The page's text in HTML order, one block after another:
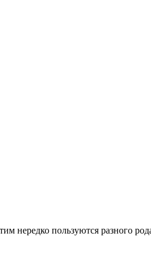
нередко пользуются